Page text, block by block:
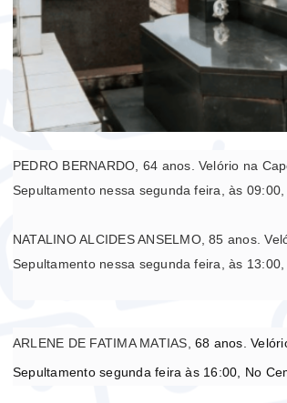
PEDRO BERNARDO, 64 anos.Velório na
Sepultamento nessa segunda feira, às 09:00,
NATALINO ALCIDES ANSELMO,85 anos.
Sepultamento nessa segunda feira, às
ARLENE DE FATIMA MATIAS, 68 anos.
Sepultamento segunda feira às 16:00, No